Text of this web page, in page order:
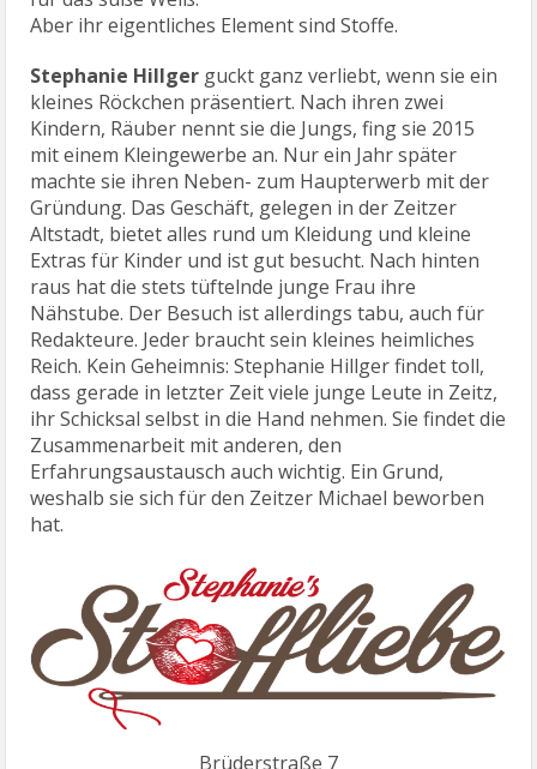
Aber ihr eigentliches Element sind Stoffe.
Stephanie Hillger guckt ganz verliebt, wenn sie ein
kleines Röckchen präsentiert. Nach ihren zwei
Kindern, Räuber nennt sie die Jungs, fing sie 2015
mit einem Kleingewerbe an. Nur ein Jahr später
machte sie ihren Neben- zum Haupterwerb mit der
Gründung. Das Geschäft, gelegen in der Zeitzer
Altstadt, bietet alles rund um Kleidung und kleine
Extras für Kinder und ist gut besucht. Nach hinten
raus hat die stets tüftelnde junge Frau ihre
Nähstube. Der Besuch ist allerdings tabu, auch für
Redakteure. Jeder braucht sein kleines heimliches
Reich. Kein Geheimnis: Stephanie Hillger findet toll,
dass gerade in letzter Zeit viele junge Leute in Zeitz,
ihr Schicksal selbst in die Hand nehmen. Sie findet die
Zusammenarbeit mit anderen, den
Erfahrungsaustausch auch wichtig. Ein Grund,
weshalb sie sich für den Zeitzer Michael beworben
hat.
Brüderstraße 7